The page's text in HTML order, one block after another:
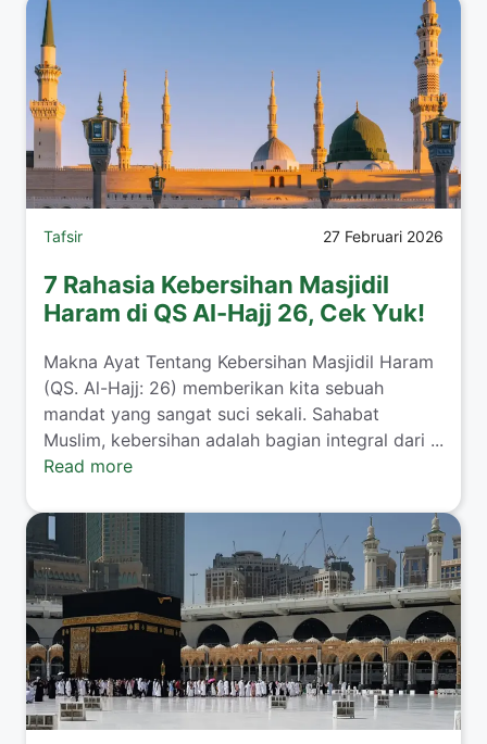
Tafsir 27 Februari 2026
7 Rahasia Kebersihan Masjidil
Haram di QS Al-Hajj 26, Cek Yuk!
Makna Ayat Tentang Kebersihan Masjidil Haram
(QS. Al-Hajj: 26) memberikan kita sebuah
mandat yang sangat suci sekali. Sahabat
Muslim, kebersihan adalah bagian integral dari ...
Read more